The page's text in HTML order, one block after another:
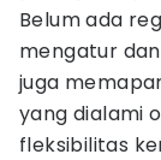
Belum ada
mengatur
juga
yang dialami
fleksibilitas